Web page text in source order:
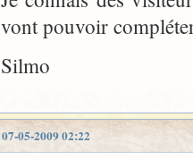
vont pouvoir
Silmo
07-05-2009 02:22